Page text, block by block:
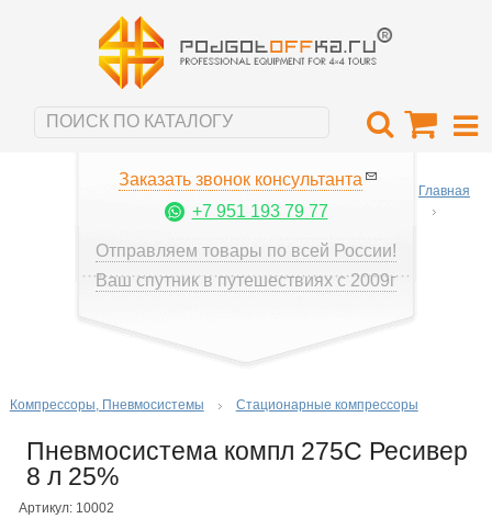
Заказать звонок консультанта
+7 951 193 79 77
Отправляем товары по всей России!
Ваш спутник в путешествиях с 2009г
Главная
Компрессоры, Пневмосистемы Стационарные компрессоры
Пневмосистема компл 275С Ресивер
8 л 25%
Артикул: 10002